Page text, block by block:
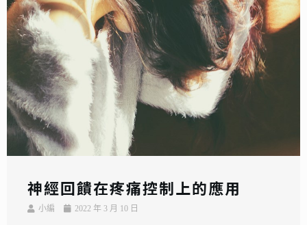
神經回饋在疼痛控制上的應用
小編 2022 年 3 月 10 日